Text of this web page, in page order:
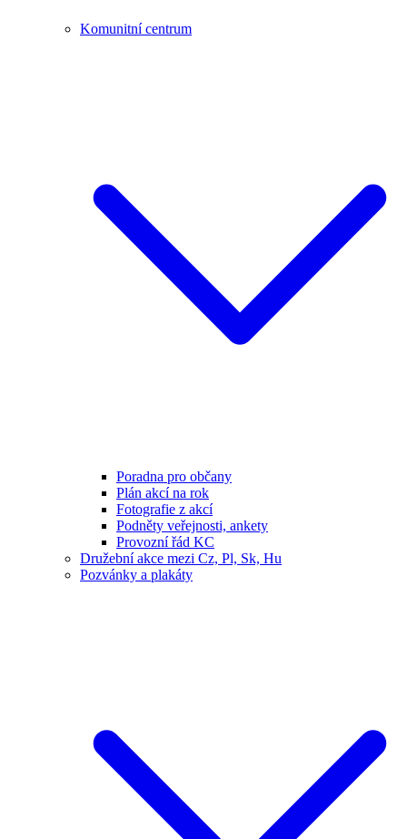
Komunitní centrum
Poradna pro občany
Plán akcí na rok
Fotografie z akcí
Podněty veřejnosti, ankety
Provozní řád KC
Družební akce mezi Cz, Pl, Sk, Hu
Pozvánky a plakáty